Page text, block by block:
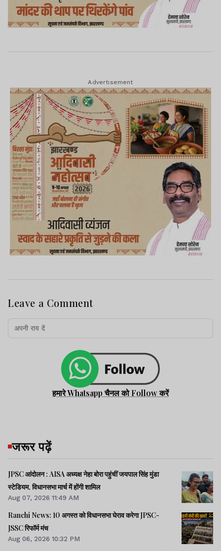
Advertisement
Leave a Comment
हमारे Whatsapp चैनल को Follow करें
जरूर पढ़ें
JPSC आंदोलन : AISA अध्यक्ष नेहा बोरा पहुंचीं जयपाल सिंह मुंडा
स्टेडियम, विधानसभा मार्च में होंगी शामिल
Aug 07, 2026 11:49 AM
Ranchi News: 10 अगस्त को विधानसभा घेराव करेगा JPSC-
JSSC रिफॉर्म मंच
Aug 06, 2026 10:32 PM